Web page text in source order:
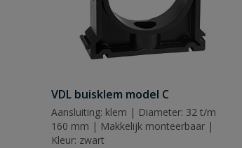
VDL buisklem model C
Aansluiting: klem | Diameter: 32 t/m
160 mm | Makkelijk monteerbaar |
Kleur: zwart